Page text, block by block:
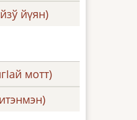
йүян)
мотт)